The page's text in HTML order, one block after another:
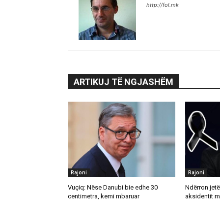
http://fol.mk
ARTIKUJ TË NGJASHËM
Rajoni
Vuçiq: Nëse Danubi bie edhe 30
centimetra, kemi mbaruar
Rajoni
Ndërron
aksidentit